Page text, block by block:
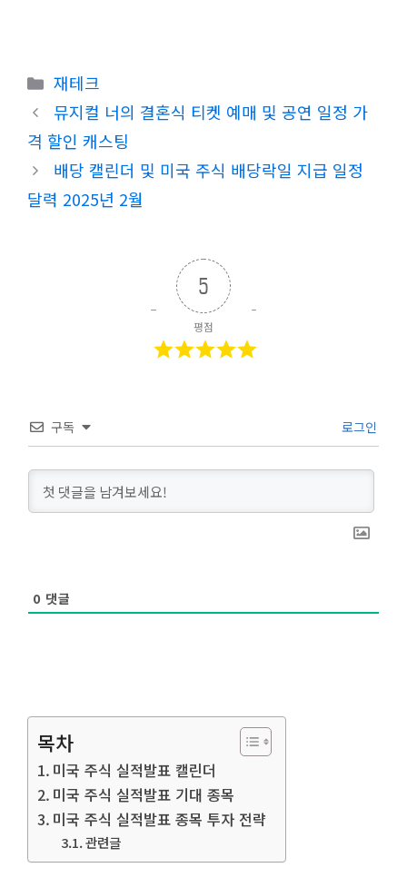
카
테
고
리
재테크
뮤지컬 너의 결혼식 티켓 예매 및 공연 일정 가
격 할인 캐스팅
배당 캘린더 및 미국 주식 배당락일 지급 일정
달력 2025년 2월
5
평점
구독 로그인
0 댓글
목차
미국 주식 실적발표 캘린더
미국 주식 실적발표 기대 종목
미국 주식 실적발표 종목 투자 전략
관련글